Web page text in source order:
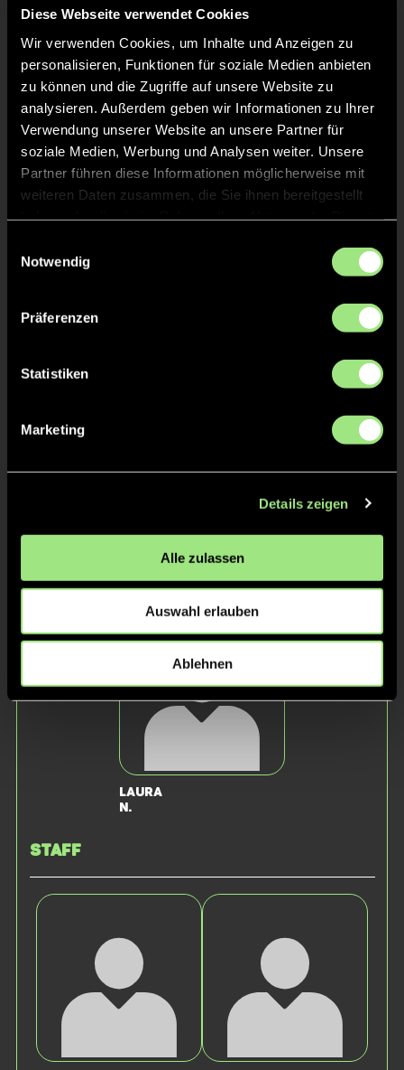
Diese Webseite verwendet Cookies
Wir verwenden Cookies, um Inhalte und Anzeigen zu
personalisieren, Funktionen für soziale Medien anbieten
zu können und die Zugriffe auf unsere Website zu
analysieren. Außerdem geben wir Informationen zu Ihrer
Verwendung unserer Website an unsere Partner für
soziale Medien, Werbung und Analysen weiter. Unsere
Partner führen diese Informationen möglicherweise mit
weiteren Daten zusammen, die Sie ihnen bereitgestellt
Notwendig
Präferenzen
Statistiken
Marketing
Details zeigen
Alle zulassen
Auswahl erlauben
Ablehnen
Flora
W.
Anna
M.
B.
K.
Esther
Laura
N.
Staff